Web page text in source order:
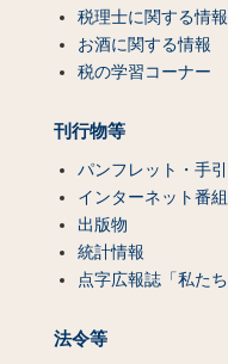
税理士に関する情報
お酒に関する情報
税の学習コーナー
刊行物等
パンフレット・手引
インターネット番組
出版物
統計情報
点字広報誌「私たち
法令等